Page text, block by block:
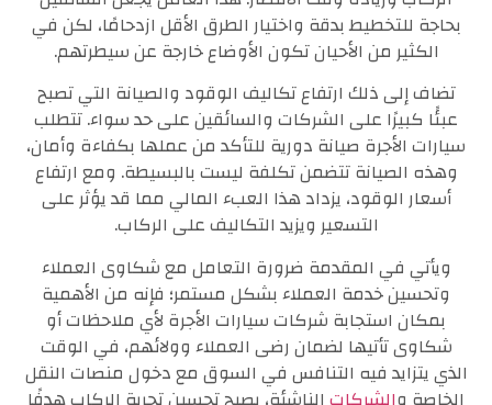
بحاجة للتخطيط بدقة واختيار الطرق الأقل ازدحامًا، لكن في
الكثير من الأحيان تكون الأوضاع خارجة عن سيطرتهم.
تضاف إلى ذلك ارتفاع تكاليف الوقود والصيانة التي تصبح
عبئًا كبيرًا على الشركات والسائقين على حد سواء. تتطلب
سيارات الأجرة صيانة دورية للتأكد من عملها بكفاءة وأمان،
وهذه الصيانة تتضمن تكلفة ليست بالبسيطة. ومع ارتفاع
أسعار الوقود، يزداد هذا العبء المالي مما قد يؤثر على
التسعير ويزيد التكاليف على الركاب.
ويأتي في المقدمة ضرورة التعامل مع شكاوى العملاء
وتحسين خدمة العملاء بشكل مستمر؛ فإنه من الأهمية
بمكان استجابة شركات سيارات الأجرة لأي ملاحظات أو
شكاوى تأتيها لضمان رضى العملاء وولائهم، في الوقت
الذي يتزايد فيه التنافس في السوق مع دخول منصات النقل